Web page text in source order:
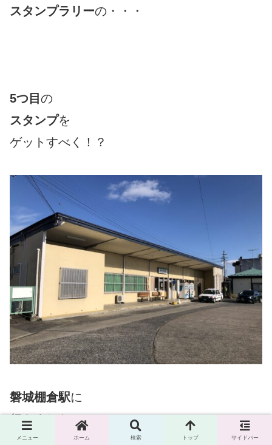
スタンプラリーの・・・
5つ目 の
スタンプを
ゲットすべく！？
磐城棚倉駅に
行きました🚙
メニュー ホーム 検索 トップ サイドバー